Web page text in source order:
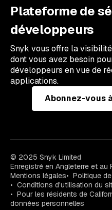
Plateforme de
développeurs
Snyk vous offre la
dont vous avez besoin
développeurs en vue de
applications.
Abonnez-vous
© 2025 Snyk Limited
Enregistré en Angleterre et au
Mentions légales
Politique
Conditions d'utilisation du
Pour les résidents de
données personnelles